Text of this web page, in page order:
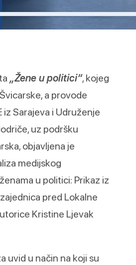
„Žene u politici“, kojeg
a provode
iz Sarajeva i Udruženje
uz podršku
objavljena je
medijskog
u politici: Prikaz iz
pred Lokalne
Kristine Ljevak
uvid u način na koji su